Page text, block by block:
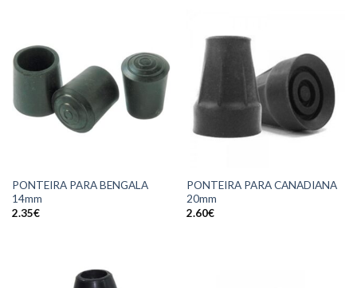
PONTEIRA PARA BENGALA
14mm
2.35€
PONTEIRA PARA CANADIANA
20mm
2.60€